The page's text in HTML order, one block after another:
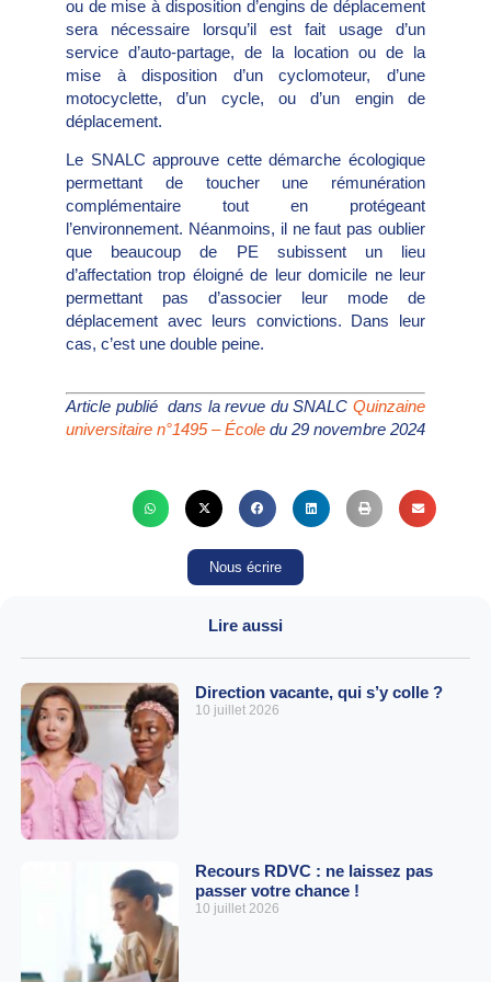
ou de mise à disposition d’engins de déplacement
sera nécessaire lorsqu’il est fait usage d’un
service d’auto-partage, de la location ou de la
mise à disposition d’un cyclomoteur, d’une
motocyclette, d’un cycle, ou d’un engin de
déplacement.
Le SNALC approuve cette démarche écologique
permettant de toucher une rémunération
complémentaire tout en protégeant
l’environnement. Néanmoins, il ne faut pas oublier
que beaucoup de PE subissent un lieu
d’affectation trop éloigné de leur domicile ne leur
permettant pas d’associer leur mode de
déplacement avec leurs convictions. Dans leur
cas, c’est une double peine.
Article publié dans la revue du SNALC Quinzaine
universitaire n°1495 – École du 29 novembre 2024
Nous écrire
Lire aussi
Direction vacante, qui s’y colle ?
10 juillet 2026
Recours RDVC : ne laissez pas
passer votre chance !
10 juillet 2026